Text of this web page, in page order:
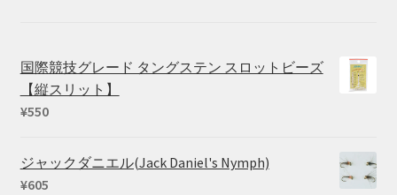
国際競技グレード タングステン スロットビーズ
【縦スリット】
¥550
ジャックダニエル(Jack Daniel's Nymph)
¥605